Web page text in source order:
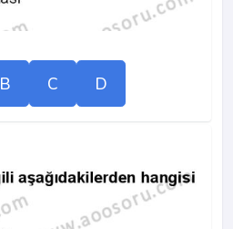
B C D